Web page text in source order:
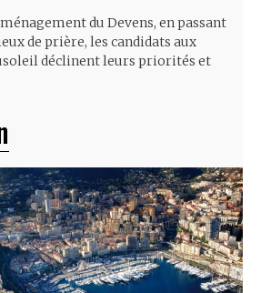
du Devens, en passant
de prière, les candidats aux
déclinent leurs priorités et